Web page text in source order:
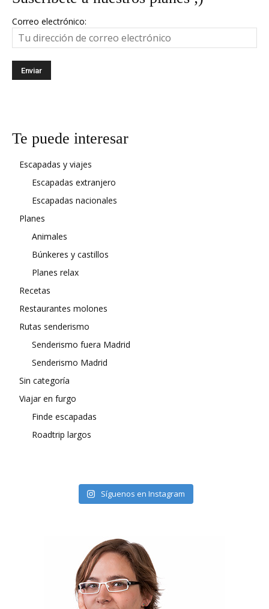
Correo electrónico:
Te puede interesar
Escapadas y viajes
Escapadas extranjero
Escapadas nacionales
Planes
Animales
Búnkeres y castillos
Planes relax
Recetas
Restaurantes molones
Rutas senderismo
Senderismo fuera Madrid
Senderismo Madrid
Sin categoría
Viajar en furgo
Finde escapadas
Roadtrip largos
Síguenos en Instagram